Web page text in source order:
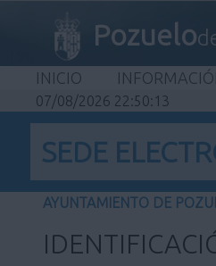
Pozuelo
INICIO
07/08/2026 22:50:13
SEDE
AYUNTAMIENTO DE